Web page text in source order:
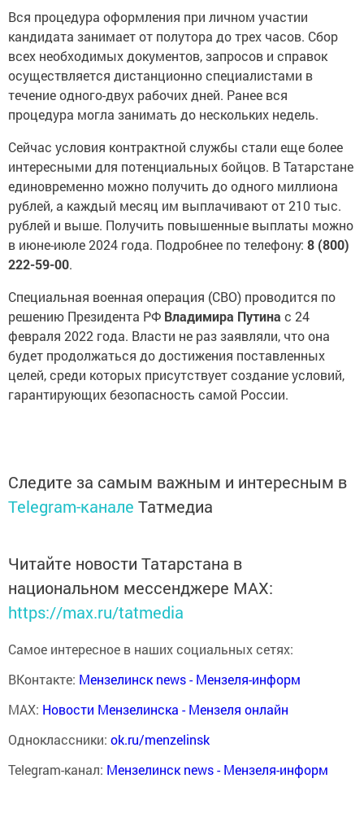
Вся процедура оформления при личном участии
кандидата занимает от полутора до трех часов. Сбор
всех необходимых документов, запросов и справок
осуществляется дистанционно специалистами в
течение одного-двух рабочих дней. Ранее вся
процедура могла занимать до нескольких недель.
Сейчас условия контрактной службы стали еще более
интересными для потенциальных бойцов. В Татарстане
единовременно можно получить до одного миллиона
рублей, а каждый месяц им выплачивают от 210 тыс.
рублей и выше. Получить повышенные выплаты можно
в июне-июле 2024 года. Подробнее по телефону: 8 (800)
222-59-00.
Специальная военная операция (СВО) проводится по
решению Президента РФ Владимира Путина с 24
февраля 2022 года. Власти не раз заявляли, что она
будет продолжаться до достижения поставленных
целей, среди которых присутствует создание условий,
гарантирующих безопасность самой России.
Следите за самым важным и интересным в
Telegram-канале Татмедиа
Читайте новости Татарстана в
национальном мессенджере MАХ:
https://max.ru/tatmedia
Самое интересное в наших социальных сетях:
ВКонтакте: Мензелинск news - Мензеля-информ
MAX: Новости Мензелинска - Мензеля онлайн
Одноклассники: ok.ru/menzelinsk
Telegram-канал: Мензелинск news - Мензеля-информ